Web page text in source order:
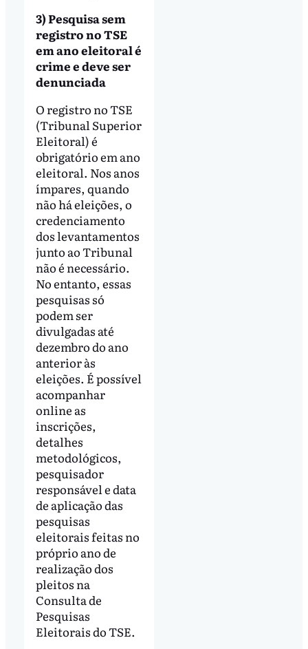
3) Pesquisa sem
registro no TSE
em ano eleitoral é
crime e deve ser
denunciada
O registro no TSE
(Tribunal Superior
Eleitoral) é
obrigatório em ano
eleitoral. Nos anos
ímpares, quando
não há eleições, o
credenciamento
dos levantamentos
junto ao Tribunal
não é necessário.
No entanto, essas
pesquisas só
podem ser
divulgadas até
dezembro do ano
anterior às
eleições. É possível
acompanhar
online as
inscrições,
detalhes
metodológicos,
pesquisador
responsável e data
de aplicação das
pesquisas
eleitorais feitas no
próprio ano de
realização dos
pleitos na
Consulta de
Pesquisas
Eleitorais do TSE.